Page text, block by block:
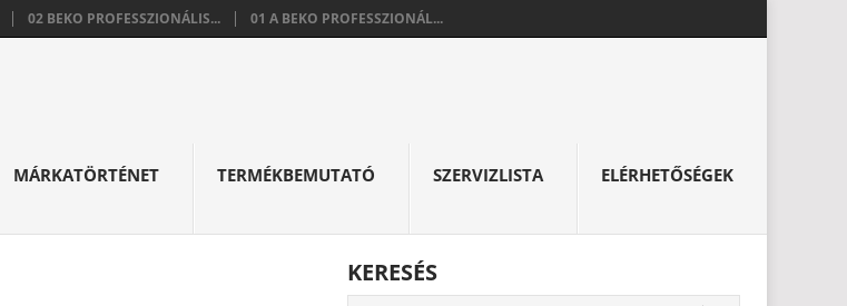
02 BEKO PROFESSZIONÁLIS... 01 A BEKO PROFESSZIONÁL...
MÁRKATÖRTÉNET TERMÉKBEMUTATÓ SZERVIZLISTA ELÉRHETŐSÉGEK
KERESÉS